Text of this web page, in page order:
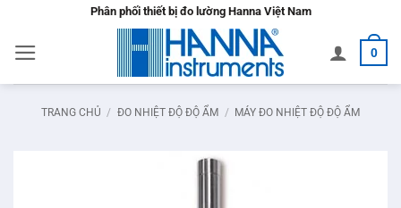
nội
dung
Phân phối thiết bị đo lường Hanna Việt Nam
0
TRANG CHỦ / ĐO NHIỆT ĐỘ ĐỘ ẨM / MÁY ĐO NHIỆT ĐỘ ĐỘ ẨM